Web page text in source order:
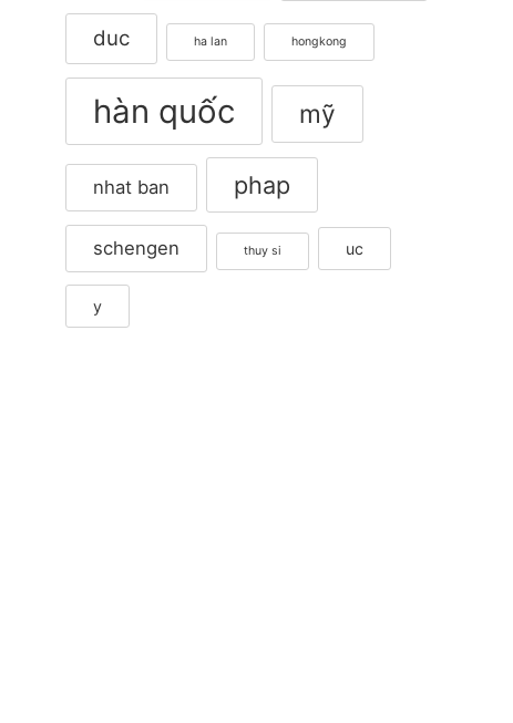
duc ha lan hongkong
hàn quốc mỹ
nhat ban phap
schengen thuy si uc
y